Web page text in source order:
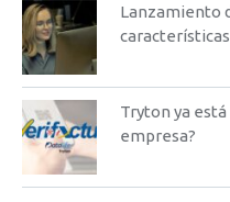
Lanzamiento
Tryton ya
empresa?